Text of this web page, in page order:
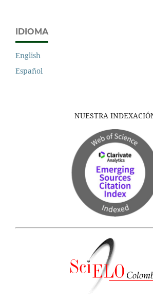
IDIOMA
English
Español
NUESTRA